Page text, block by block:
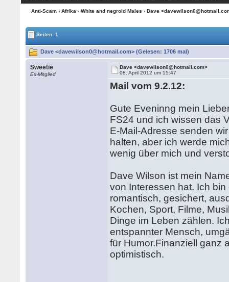
Anti-Scam› Afrika › White and negroid Males › Dave
Seiten: 1
Dave <davewilson0@hotmail.com> (Gelesen: 1706 mal)
Sweetie
Ex-Mitglied
Dave <davewilson0@hotmail.com>
08. April 2012 um 15:47
Mail vom 9.2.12:
Gute Eveninng mein
FS24 und ich wissen das
E-Mail-Adresse senden
halten, aber ich werde
wenig über mich und
Dave Wilson ist mein
von Interessen hat. Ich
romantisch, gesichert,
Kochen, Sport, Filme,
Dinge im Leben zählen.
entspannter Mensch,
für Humor.Finanziell ganz
optimistisch.